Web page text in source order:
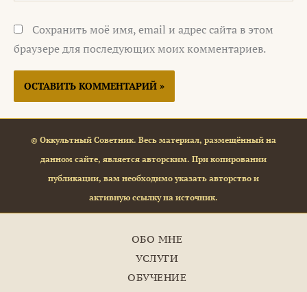
Сохранить моё имя, email и адрес сайта в этом
браузере для последующих моих комментариев.
© Оккультный Советник. Весь материал, размещённый на
данном сайте, является авторским. При копировании
публикации, вам необходимо указать авторство и
активную ссылку на источник.
ОБО МНЕ
УСЛУГИ
ОБУЧЕНИЕ